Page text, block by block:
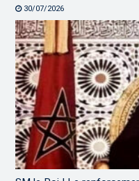
30/07/2026